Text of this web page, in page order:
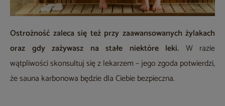
Ostrożność zaleca się też przy zaawansowanych żylakach
oraz gdy zażywasz na stałe niektóre leki. W razie
wątpliwości skonsultuj się z lekarzem – jego zgoda potwierdzi,
że sauna karbonowa będzie dla Ciebie bezpieczna.